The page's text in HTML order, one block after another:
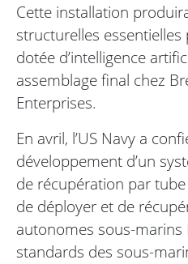
Cette installation
structurelles
dotée d’intelligence
assemblage final chez
Enterprises.
En avril, l’US Navy a
développement d’un
de récupération par
de déployer et de
autonomes sous-marins
standards des sous-